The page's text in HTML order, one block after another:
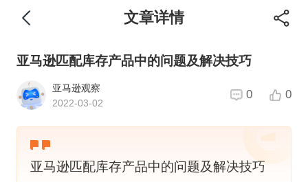
文章详情
亚马逊匹配库存产品中的问题及解决技巧
亚马逊观察
2022-03-02
0 0
亚马逊匹配库存产品中的问题及解决技巧